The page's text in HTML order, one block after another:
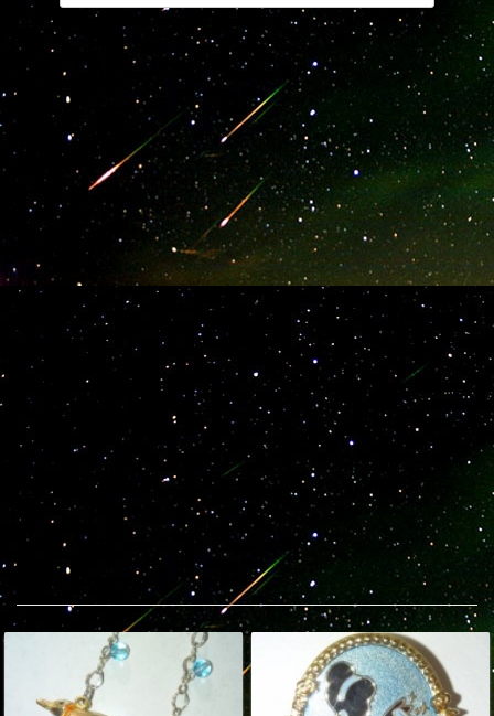
Popular entries